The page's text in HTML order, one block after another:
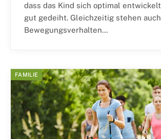
dass das Kind sich optimal
gut gedeiht. Gleichzeitig stehen auch
Bewegungsverhalten…
FAMILIE